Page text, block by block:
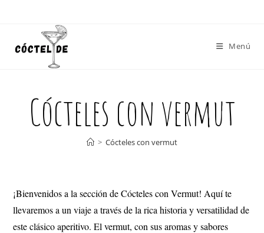
Menú
Cócteles con vermut
> Cócteles con vermut
¡Bienvenidos a la sección de Cócteles con Vermut! Aquí te
llevaremos a un viaje a través de la rica historia y versatilidad de
este clásico aperitivo. El vermut, con sus aromas y sabores